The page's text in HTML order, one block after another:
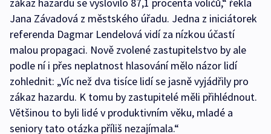
zákaz hazardu se vyslovilo 87,1 procenta voličů,“ řekla
Jana Závadová z městského úřadu. Jedna z iniciátorek
referenda Dagmar Lendelová vidí za nízkou účastí
malou propagaci. Nově zvolené zastupitelstvo by ale
podle ní i přes neplatnost hlasování mělo názor lidí
zohlednit: „Víc než dva tisíce lidí se jasně vyjádřily pro
zákaz hazardu. K tomu by zastupitelé měli přihlédnout.
Většinou to byli lidé v produktivním věku, mladé a
seniory tato otázka příliš nezajímala.“